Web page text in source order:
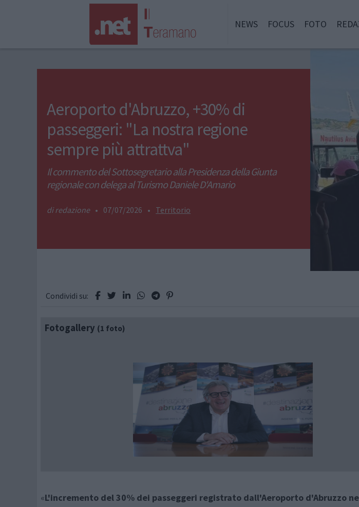
NEWS FOCUS FOTO
Aeroporto d'Abruzzo, +30% di
passeggeri: "La nostra regione
sempre più attrattva"
Il commento del Sottosegretario alla Presidenza della Giunta
regionale con delega al Turismo Daniele D'Amario
redazione • 07/07/2026 • Territorio
Condividi su:
Fotogallery (1 foto)
«L'incremento del 30% dei passeggeri registrato dall'Aeroporto d'Abruzzo